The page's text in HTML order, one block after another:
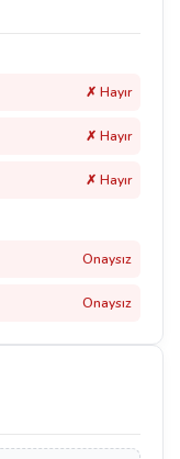
✗ Hayır
✗ Hayır
✗ Hayır
Onaysız
Onaysız